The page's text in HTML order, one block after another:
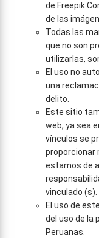
de Freepik
de las
Todas las
que no son
utilizarlas,
El uso no
una
delito.
Este sitio
web, ya sea
vínculos se
proporcionar
estamos de
vinculado (s).
El uso de
del uso de la
Peruanas.